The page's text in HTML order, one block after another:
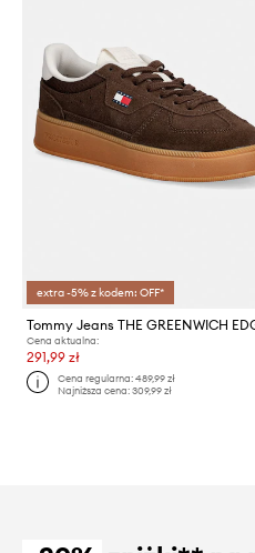
extra -5% z kodem: OFF*
Cena aktualna:
291,99 zł
Cena regularna:489,99 zł
Najniższa cena:309,99 zł